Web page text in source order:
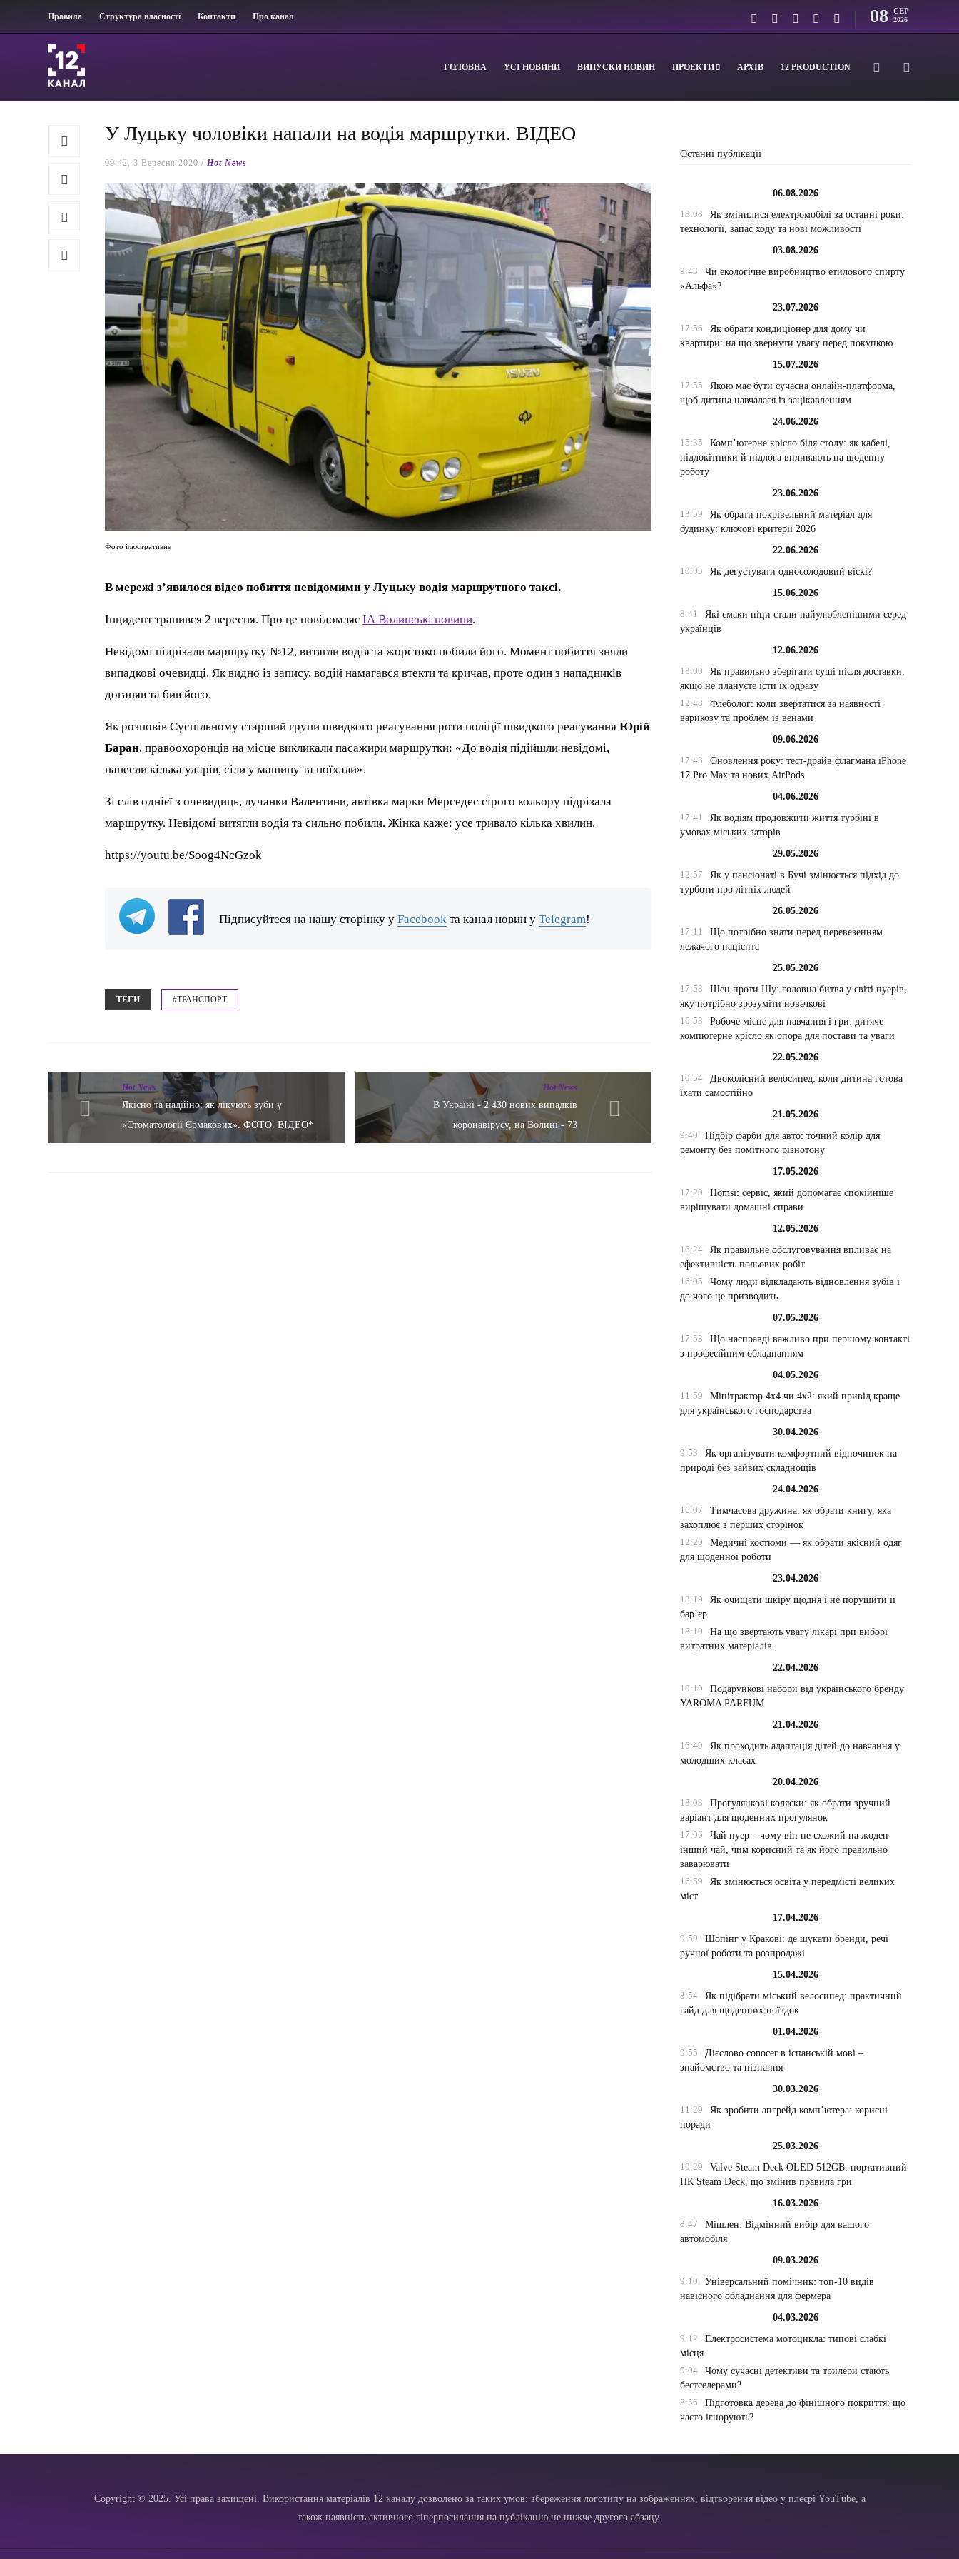
Правила Структура власності Контакти Про канал 08 СЕР
2026
ГОЛОВНА YСІ НОВИНИ ВИПУСКИ НОВИН ПРОЕКТИ АРХІВ 12 PRODUCTION
У Луцьку чоловіки напали на водія маршрутки. ВІДЕО
09:42, 3 Вересня 2020 /Hot News
Фото ілюстративне
В мережі з’явилося відео побиття невідомими у Луцьку водія маршрутного таксі.
Інцидент трапився 2 вересня. Про це повідомляєІА Волинські новини.
Невідомі підрізали маршрутку №12, витягли водія та жорстоко побили його. Момент побиття зняли
випадкові очевидці. Як видно із запису, водій намагався втекти та кричав, проте один з нападників
доганяв та бив його.
Як розповів Суспільному старший групи швидкого реагування роти поліції швидкого реагуванняЮрій
Баран, правоохоронців на місце викликали пасажири маршрутки: «До водія підійшли невідомі,
нанесли кілька ударів, сіли у машину та поїхали».
Зі слів однієї з очевидиць, лучанки Валентини, автівка марки Мерседес сірого кольору підрізала
маршрутку. Невідомі витягли водія та сильно побили. Жінка каже: усе тривало кілька хвилин.
https://youtu.be/Soog4NcGzok
Підписуйтеся на нашу сторінку уFacebook та канал новин уTelegram!
ТЕГИ #ТРАНСПОРТ
Hot News
Якісно та надійно: як лікують зуби у
«Стоматології Єрмакових». ФОТО. ВІДЕО*
Hot News
В Україні - 2 430 нових випадків
коронавірусу, на Волині - 73
Останні публікації
06.08.2026
18:08
Як змінилися електромобілі за останні роки:
технології, запас ходу та нові можливості
03.08.2026
9:43
Чи екологічне виробництво етилового спирту
«Альфа»?
23.07.2026
17:56
Як обрати кондиціонер для дому чи
квартири: на що звернути увагу перед покупкою
15.07.2026
17:55
Якою має бути сучасна онлайн-платформа,
щоб дитина навчалася із зацікавленням
24.06.2026
15:35
Комп’ютерне крісло біля столу: як кабелі,
підлокітники й підлога впливають на щоденну
роботу
23.06.2026
13:59
Як обрати покрівельний матеріал для
будинку: ключові критерії 2026
22.06.2026
10:05
Як дегустувати односолодовий віскі?
15.06.2026
8:41
Які смаки піци стали найулюбленішими серед
українців
12.06.2026
13:00
Як правильно зберігати суші після доставки,
якщо не плануєте їсти їх одразу
12:48
Флеболог: коли звертатися за наявності
варикозу та проблем із венами
09.06.2026
17:43
Оновлення року: тест-драйв флагмана iPhone
17 Pro Max та нових AirPods
04.06.2026
17:41
Як водіям продовжити життя турбіні в
умовах міських заторів
29.05.2026
12:57
Як у пансіонаті в Бучі змінюється підхід до
турботи про літніх людей
26.05.2026
17:11
Що потрібно знати перед перевезенням
лежачого пацієнта
25.05.2026
17:58
Шен проти Шу: головна битва у світі пуерів,
яку потрібно зрозуміти новачкові
16:53
Робоче місце для навчання і гри: дитяче
компютерне крісло як опора для постави та уваги
22.05.2026
10:54
Двоколісний велосипед: коли дитина готова
їхати самостійно
21.05.2026
9:40
Підбір фарби для авто: точний колір для
ремонту без помітного різнотону
17.05.2026
17:20
Homsi: сервіс, який допомагає спокійніше
вирішувати домашні справи
12.05.2026
16:24
Як правильне обслуговування впливає на
ефективність польових робіт
16:05
Чому люди відкладають відновлення зубів і
до чого це призводить
07.05.2026
17:53
Що насправді важливо при першому контакті
з професійним обладнанням
04.05.2026
11:59
Мінітрактор 4х4 чи 4х2: який привід краще
для українського господарства
30.04.2026
9:53
Як організувати комфортний відпочинок на
природі без зайвих складнощів
24.04.2026
16:07
Тимчасова дружина: як обрати книгу, яка
захоплює з перших сторінок
12:20
Медичні костюми — як обрати якісний одяг
для щоденної роботи
23.04.2026
18:19
Як очищати шкіру щодня і не порушити її
бар’єр
18:10
На що звертають увагу лікарі при виборі
витратних матеріалів
22.04.2026
10:19
Подарункові набори від українського бренду
YAROMA PARFUM
21.04.2026
16:49
Як проходить адаптація дітей до навчання у
молодших класах
20.04.2026
18:03
Прогулянкові коляски: як обрати зручний
варіант для щоденних прогулянок
17:06
Чай пуер – чому він не схожий на жоден
інший чай, чим корисний та як його правильно
заварювати
16:59
Як змінюється освіта у передмісті великих
міст
17.04.2026
9:59
Шопінг у Кракові: де шукати бренди, речі
ручної роботи та розпродажі
15.04.2026
8:54
Як підібрати міський велосипед: практичний
гайд для щоденних поїздок
01.04.2026
9:55
Дієслово conocer в іспанській мові –
знайомство та пізнання
30.03.2026
11:29
Як зробити апгрейд комп’ютера: корисні
поради
25.03.2026
10:29
Valve Steam Deck OLED 512GB: портативний
ПК Steam Deck, що змінив правила гри
16.03.2026
8:47
Мішлен: Відмінний вибір для вашого
автомобіля
09.03.2026
9:10
Універсальний помічник: топ-10 видів
навісного обладнання для фермера
04.03.2026
9:12
Електросистема мотоцикла: типові слабкі
місця
9:04
Чому сучасні детективи та трилери стають
бестселерами?
8:56
Підготовка дерева до фінішного покриття: що
часто ігнорують?
Copyright © 2025. Усі права захищені. Використання матеріалів 12 каналу дозволено за таких умов: збереження логотипу на зображеннях, відтворення відео у плеєрі YouTube, а
також наявність активного гіперпосилання на публікацію не нижче другого абзацу.